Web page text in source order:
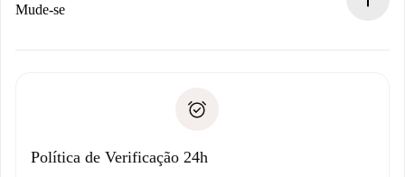
Se recusada: não cobraremos nada e ofereceremos
Débito direto bancário
Mude-se
não comunicar nenhum problema.
Política de Verificação 24h